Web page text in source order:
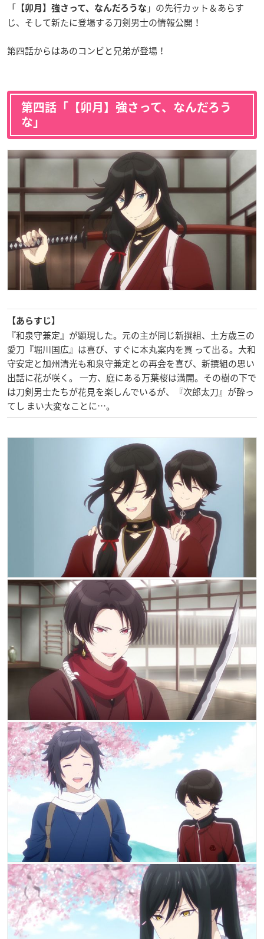
「 【卯月】強さって、なんだろうな 」の先行カット＆あらす
じ、そして新たに登場する刀剣男士の情報公開！
第四話からはあのコンビと兄弟が登場！
第四話「【卯月】強さって、なんだろう
な」
【あらすじ】
『和泉守兼定』が顕現した。元の主が同じ新撰組、土方歳三の
愛刀『堀川国広』は喜び、すぐに本丸案内を買 って出る。大和
守安定と加州清光も和泉守兼定との再会を喜び、新撰組の思い
出話に花が咲く。 一方、庭にある万葉桜は満開。その樹の下で
は刀剣男士たちが花見を楽しんでいるが、『次郎太刀』が酔っ
てし まい大変なことに…。